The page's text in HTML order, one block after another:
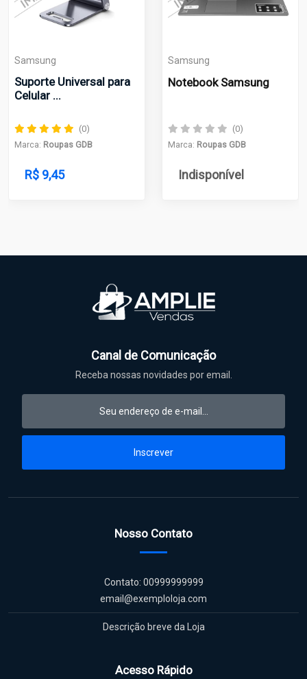
Samsung
Suporte Universal para
Celular ...
(0)
Marca: Roupas GDB
R$ 9,45
Samsung
Notebook Samsung
(0)
Marca: Roupas GDB
Indisponível
Canal de Comunicação
Receba nossas novidades por email.
Inscrever
Nosso Contato
Contato: 00999999999
email@exemploloja.com
Descrição breve da Loja
Acesso Rápido